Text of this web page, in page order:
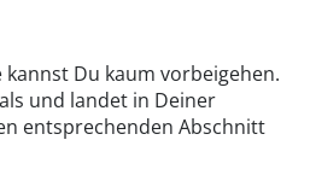
Du kaum vorbeigehen.
und landet in Deiner
entsprechenden Abschnitt